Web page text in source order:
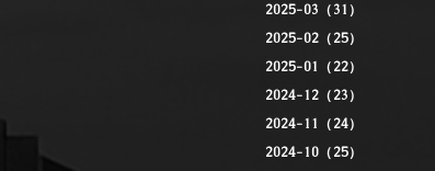
2025-03（31）
2025-02（25）
2025-01（22）
2024-12（23）
2024-11（24）
2024-10（25）